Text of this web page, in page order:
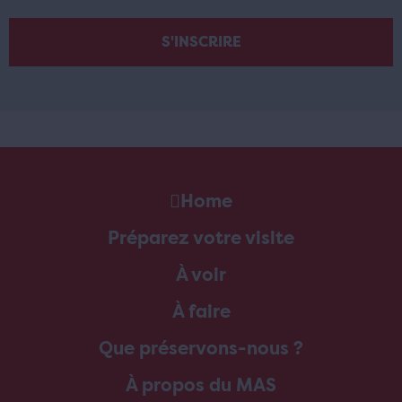
Home
Préparez votre visite
À voir
À faire
Que préservons-nous ?
À propos du MAS